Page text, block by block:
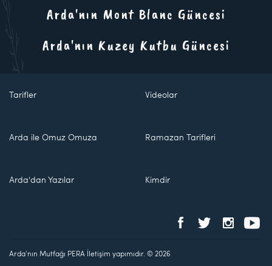
Arda'nın Mont Blanc Güncesi
Arda'nın Kuzey Kutbu Güncesi
Tarifler Videolar
Arda ile Omuz Omuza Ramazan Tarifleri
Arda'dan Yazılar Kimdir
Arda'nın Mutfağı PERA İletişim yapımıdır. © 2026